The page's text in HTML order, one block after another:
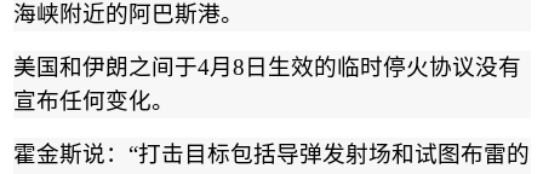
海峡附近的阿巴斯港。
美国和伊朗之间于4月 8 日生效的临时停火协议没有
宣布任何变化。
霍金斯说： “打击目标包括导弹发射场和试图布雷的